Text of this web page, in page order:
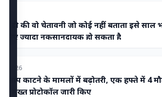
डी की वो चेतावनी जो कोई नहीं बताता इसे साल
लिए ज्यादा नुकसानदायक हो सकता है
2026
में सांप काटने के मामलों में बढ़ोतरी, एक हफ्ते में 4
ने सख्त प्रोटोकॉल जारी किए